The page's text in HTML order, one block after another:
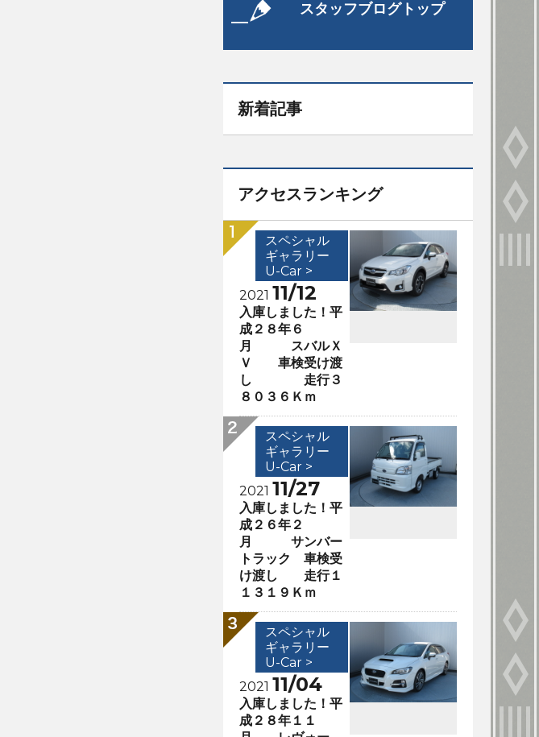
スタッフブログトップ
新着記事
アクセスランキング
スペシャル
ギャラリー
U-Car >
2021 11/12
入庫しました！平
成２８年６
月 スバルＸ
Ｖ 車検受け渡
し 走行３
８０３６Ｋｍ
スペシャル
ギャラリー
U-Car >
2021 11/27
入庫しました！平
成２６年２
月 サンバー
トラック 車検受
け渡し 走行１
１３１９Ｋｍ
スペシャル
ギャラリー
U-Car >
2021 11/04
入庫しました！平
成２８年１１